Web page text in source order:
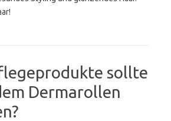
sollte
Dermarollen